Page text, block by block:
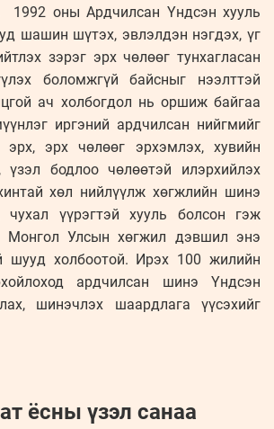
1992 оны Ардчилсан Үндсэн хууль
шашин шүтэх, эвлэлдэн нэгдэх, үг
зэрэг эрх чөлөөг тунхагласан
боломжгүй байсныг нээлттэй
ач холбогдол нь оршиж байгаа
иргэний ардчилсан нийгмийг
эрх, эрх чөлөөг эрхэмлэх, хувийн
бодлоо чөлөөтэй илэрхийлэх
хөл нийлүүлж хөгжлийн шинэ
чухал үүрэгтэй хууль болсон гэж
Монгол Улсын хөгжил дэвшил энэ
шууд холбоотой. Ирэх 100 жилийн
ардчилсан шинэ Үндсэн
шинэчлэх шаардлага үүсэхийг
ёсны үзэл санаа